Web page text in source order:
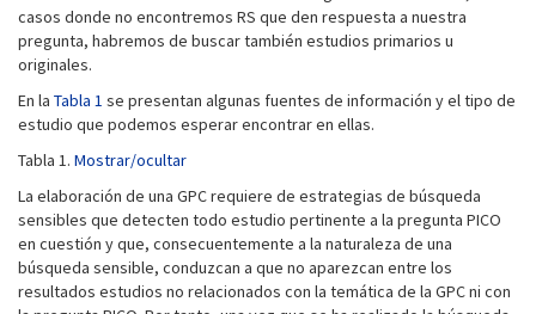
casos donde no encontremos RS que den respuesta a nuestra
pregunta, habremos de buscar también estudios primarios u
originales.
En la Tabla 1 se presentan algunas fuentes de información y el tipo de
estudio que podemos esperar encontrar en ellas.
Tabla 1. Mostrar/ocultar
La elaboración de una GPC requiere de estrategias de búsqueda
sensibles que detecten todo estudio pertinente a la pregunta PICO
en cuestión y que, consecuentemente a la naturaleza de una
búsqueda sensible, conduzcan a que no aparezcan entre los
resultados estudios no relacionados con la temática de la GPC ni con